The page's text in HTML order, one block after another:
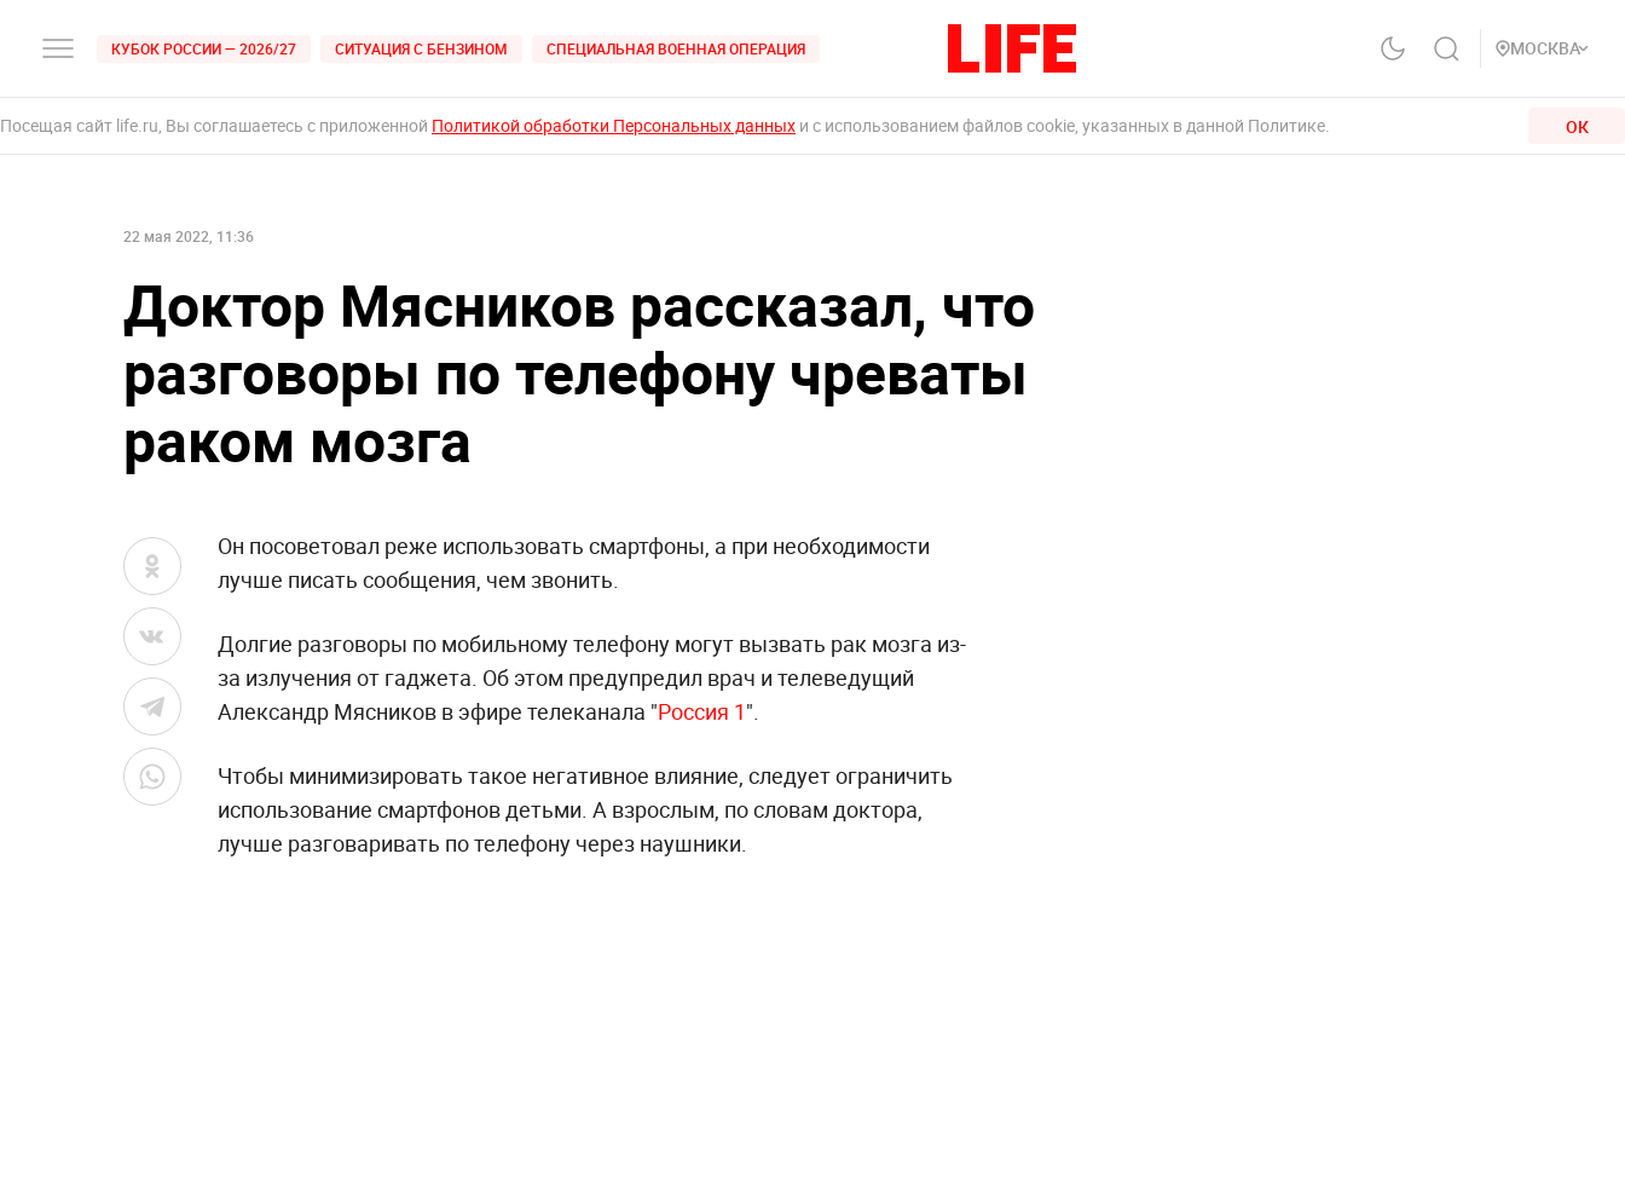
КУБОК РОССИИ — 2026/27 СИТУАЦИЯ С БЕНЗИНОМ СПЕЦИАЛЬНАЯ ВОЕННАЯ ОПЕРАЦИЯ МОСКВА
Посещая сайт life.ru, Вы соглашаетесь с приложенной Политикой обработки Персональных данных и с использованием файлов cookie, указанных в данной Политике. ОК
22 мая 2022, 11:36
Доктор Мясников рассказал, что
разговоры по телефону чреваты
раком мозга
Он посоветовал реже использовать смартфоны, а при необходимости
лучше писать сообщения, чем звонить.
Долгие разговоры по мобильному телефону могут вызвать рак мозга из-
за излучения от гаджета. Об этом предупредил врач и телеведущий
Александр Мясников в эфире телеканала "Россия 1".
Чтобы минимизировать такое негативное влияние, следует ограничить
использование смартфонов детьми. А взрослым, по словам доктора,
лучше разговаривать по телефону через наушники.